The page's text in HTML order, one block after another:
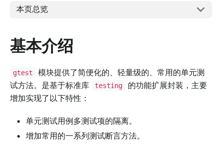
本页总览
基本介绍
gtest
模块提供了简便化的、轻量级的、常用的单元测
试方法。是基于标准库
testing
的功能扩展封装，主要
增加实现了以下特性：
单元测试用例多测试项的隔离。
增加常用的一系列测试断言方法。